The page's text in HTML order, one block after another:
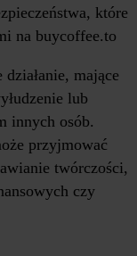
które
na buycoffee.to
mające
lub
innych osób.
przyjmować
twórczości,
czy